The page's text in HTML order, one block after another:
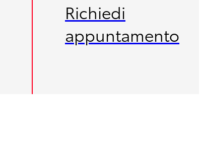
Richiedi
appuntamento